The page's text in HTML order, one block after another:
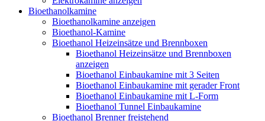
Bioethanolkamine
Bioethanolkamine anzeigen
Bioethanol-Kamine
Bioethanol Heizeinsätze und Brennboxen
Bioethanol Heizeinsätze und Brennboxen
anzeigen
Bioethanol Einbaukamine mit 3 Seiten
Bioethanol Einbaukamine mit gerader Front
Bioethanol Einbaukamine mit L-Form
Bioethanol Tunnel Einbaukamine
Bioethanol Brenner freistehend